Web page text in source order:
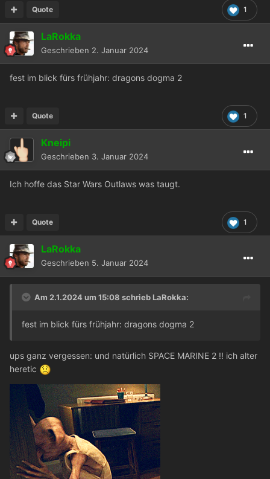
1
Quote
LaRokka
Geschrieben 2. Januar 2024
fest im blick fürs frühjahr: dragons dogma 2
1
Quote
Kneipi
Geschrieben 3. Januar 2024
Ich hoffe das Star Wars Outlaws was taugt.
1
Quote
LaRokka
Geschrieben 5. Januar 2024
Am 2.1.2024 um 15:08 schriebLaRokka:
fest im blick fürs frühjahr: dragons dogma 2
ups ganz vergessen: und natürlich SPACE MARINE 2 !! ich alter
heretic